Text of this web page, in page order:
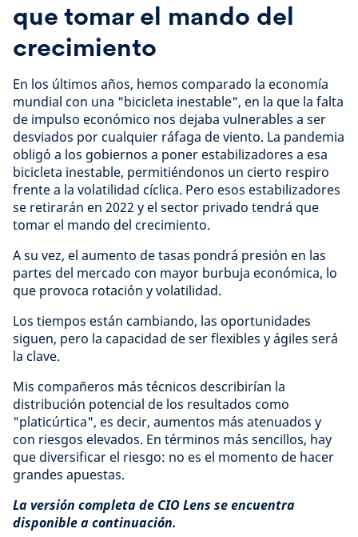
que tomar el mando del
crecimiento
En los últimos años, hemos comparado la economía
mundial con una "bicicleta inestable", en la que la falta
de impulso económico nos dejaba vulnerables a ser
desviados por cualquier ráfaga de viento. La pandemia
obligó a los gobiernos a poner estabilizadores a esa
bicicleta inestable, permitiéndonos un cierto respiro
frente a la volatilidad cíclica. Pero esos estabilizadores
se retirarán en 2022 y el sector privado tendrá que
tomar el mando del crecimiento.
A su vez, el aumento de tasas pondrá presión en las
partes del mercado con mayor burbuja económica, lo
que provoca rotación y volatilidad.
Los tiempos están cambiando, las oportunidades
siguen, pero la capacidad de ser flexibles y ágiles será
la clave.
Mis compañeros más técnicos describirían la
distribución potencial de los resultados como
"platicúrtica", es decir, aumentos más atenuados y
con riesgos elevados. En términos más sencillos, hay
que diversificar el riesgo: no es el momento de hacer
grandes apuestas.
La versión completa de CIO Lens se encuentra
disponible a continuación.